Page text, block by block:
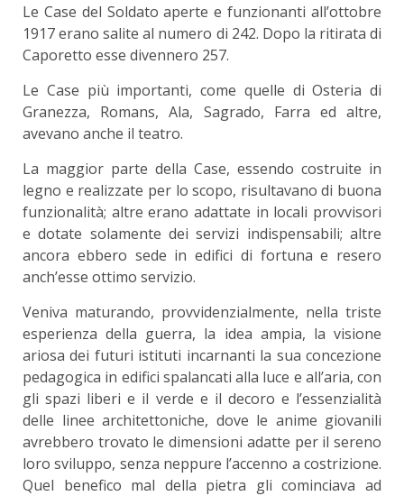
Le Case del Soldato aperte e funzionanti all’ot­tobre
1917 erano salite al numero di 242. Dopo la ritirata di
Caporetto esse divennero 257.
Le Case più importanti, come quelle di Osteria di
Granezza, Romans, Ala, Sagrado, Farra ed altre,
avevano anche il teatro.
La maggior parte della Case, essendo costruite in
legno e realizzate per lo scopo, risultavano di buona
funzionalità; altre erano adattate in locali provvisori
e dotate solamente dei servizi indispensa­bili; altre
ancora ebbero sede in edifici di fortuna e resero
anch’esse ottimo servizio.
Veniva maturando, provvidenzialmente, nella triste
esperienza della guerra, la idea ampia, la vi­sione
ariosa dei futuri istituti incarnanti la sua concezione
pedagogica in edifici spalancati alla luce e all’aria, con
gli spazi liberi e il verde e il decoro e l’essenzialità
delle linee architettoniche, dove le anime giovanili
avrebbero trovato le dimensioni adatte per il sereno
loro sviluppo, senza neppure l’accenno a costrizione.
Quel benefico mal della pietra gli cominciava ad